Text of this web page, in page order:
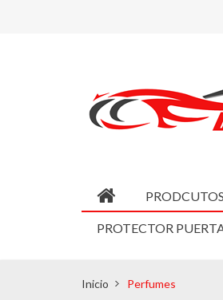
PROTECTOR
Inicio Perfumes